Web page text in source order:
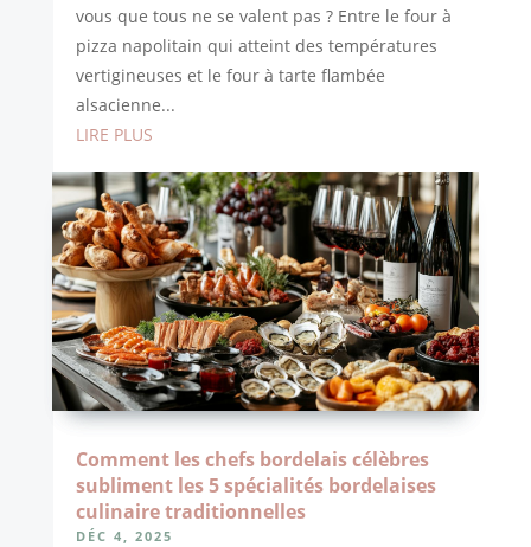
vous que tous ne se valent pas ? Entre le four à
pizza napolitain qui atteint des températures
vertigineuses et le four à tarte flambée
alsacienne...
LIRE PLUS
Comment les chefs bordelais célèbres
subliment les 5 spécialités bordelaises
culinaire traditionnelles
DÉC 4, 2025